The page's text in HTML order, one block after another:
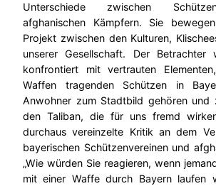
Unterschiede zwischen
afghanischen Kämpfern. Sie
Projekt zwischen den Kulturen,
unserer Gesellschaft. Der Betrachter
konfrontiert mit vertrauten
Waffen tragenden Schützen in
Anwohner zum Stadtbild gehören und
den Taliban, die für uns fremd
durchaus vereinzelte Kritik an dem
bayerischen Schützenvereinen und
„Wie würden Sie reagieren, wenn
mit einer Waffe durch Bayern laufen